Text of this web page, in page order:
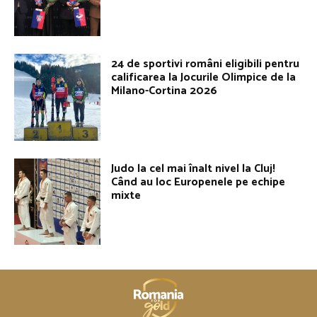
24 de sportivi români eligibili pentru
calificarea la Jocurile Olimpice de la
Milano-Cortina 2026
Judo la cel mai înalt nivel la Cluj!
Când au loc Europenele pe echipe
mixte